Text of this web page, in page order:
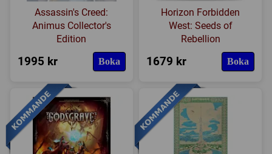
Assassin's Creed:
Animus Collector's
Edition
1995 kr Boka
Horizon Forbidden
West: Seeds of
Rebellion
1679 kr Boka